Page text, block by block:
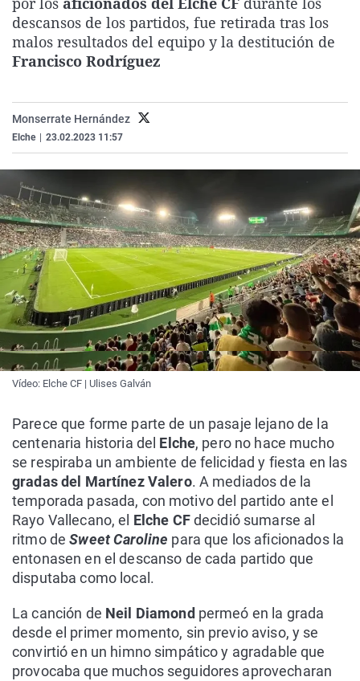
La rosa de los vientos
Gente viajera
Caso
Retornados
Extremadura
Galicia
Virales
Televisión
descansos de los partidos, fue retirada tras los
malos resultados del equipo y la destitución de
Francisco Rodríguez
Monserrate Hernández
Elche 23.02.2023 11:57
Vídeo: Elche CF | Ulises Galván
Parece que forme parte de un pasaje lejano de la
centenaria historia del Elche, pero no hace mucho
se respiraba un ambiente de felicidad y fiesta en las
gradas del Martínez Valero. A mediados de la
temporada pasada, con motivo del partido ante el
Rayo Vallecano, el Elche CFdecidió sumarse al
ritmo deSweet Caroline para que los aficionados la
entonasen en el descanso de cada partido que
disputaba como local.
La canción de Neil Diamond permeó en la grada
desde el primer momento, sin previo aviso, y se
convirtió en un himno simpático y agradable que
provocaba que muchos seguidores aprovecharan